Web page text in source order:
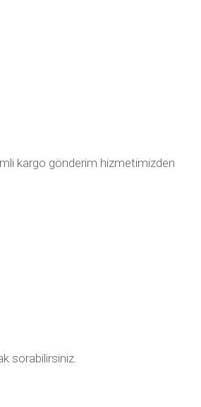
kargo gönderim hizmetimizden
sorabilirsiniz.